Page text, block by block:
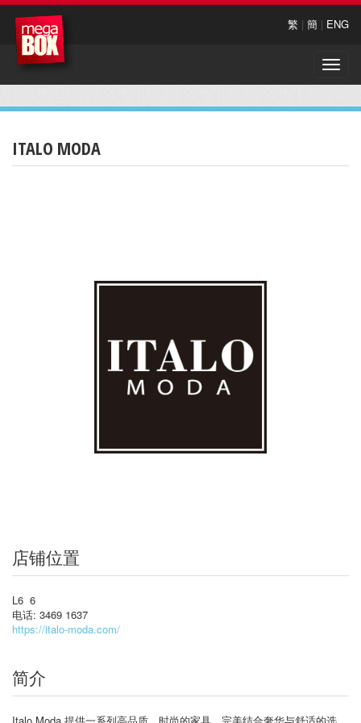
繁 | 簡 | ENG
Toggle
ITALO MODA
店铺位置
L6 6
电话: 3469 1637
https://italo-moda.com/
简介